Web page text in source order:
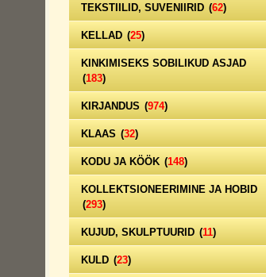
TEKSTIILID, SUVENIIRID (62)
KELLAD (25)
KINKIMISEKS SOBILIKUD ASJAD
(183)
KIRJANDUS (974)
KLAAS (32)
KODU JA KÖÖK (148)
KOLLEKTSIONEERIMINE JA HOBID
(293)
KUJUD, SKULPTUURID (11)
KULD (23)